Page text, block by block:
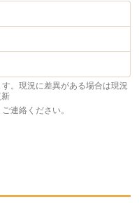
。現況に差異がある場合は現況
ご連絡ください。